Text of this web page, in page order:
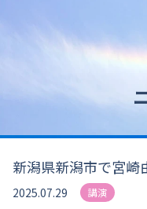
新潟県新潟市で宮崎
2025.07.29 講演